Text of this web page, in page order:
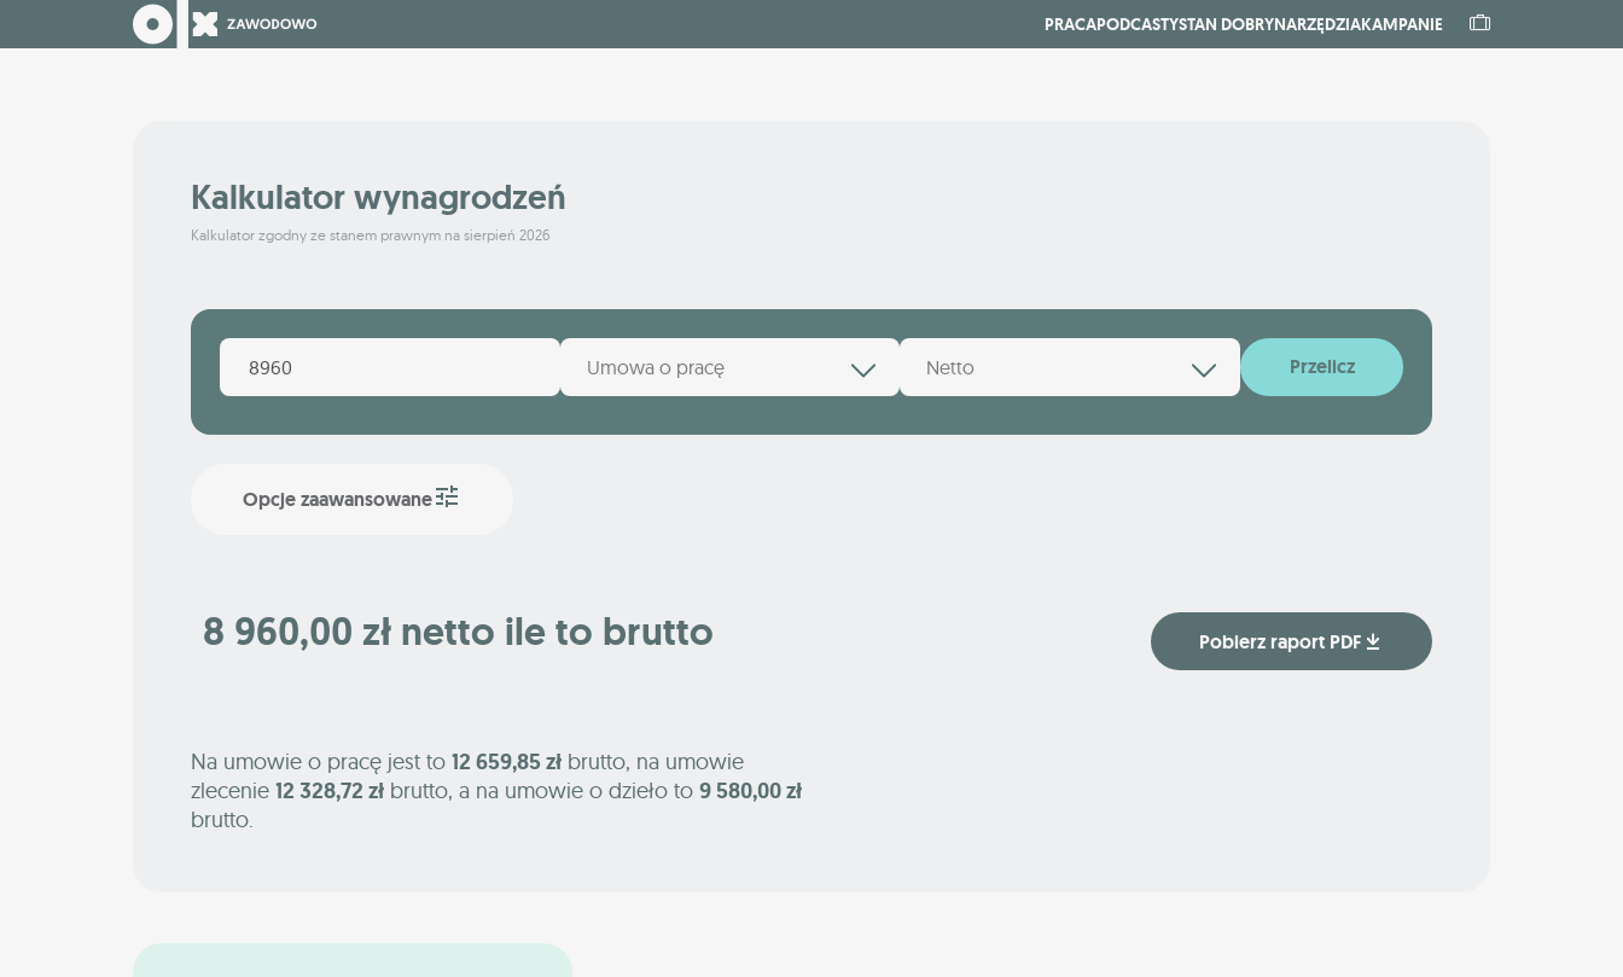
PRACAPODCASTYSTAN DOBRYNARZĘDZIAKAMPANIE
Kalkulator wynagrodzeń
Kalkulator zgodny ze stanem prawnym na sierpień 2026
Umowa o pracę Netto Przelicz
Opcje zaawansowane
8 960,00 zł netto ile to brutto Pobierz raport PDF
Na umowie o pracę jest to 12 659,85 zł brutto, na umowie
zlecenie 12 328,72 zł brutto, a na umowie o dzieło to 9 580,00 zł
brutto.